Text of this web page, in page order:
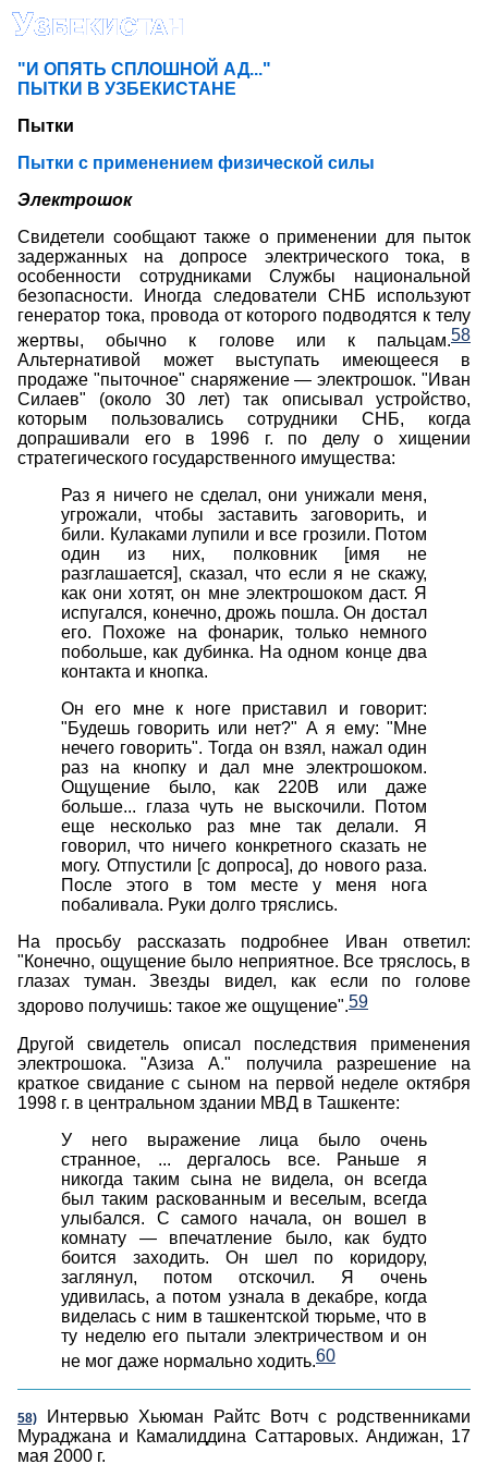
"И ОПЯТЬ СПЛОШНОЙ АД..."
ПЫТКИ В УЗБЕКИСТАНЕ
Пытки
Пытки с применением физической силы
Электрошок
Свидетели сообщают также о применении для пыток
задержанных на допросе электрического тока, в
особенности сотрудниками Службы национальной
безопасности.
Иногда следователи СНБ используют
генератор тока, провода от которого подводятся к телу
жертвы, обычно к голове или к пальцам.58
Альтернативой может выступать имеющееся в
продаже "пыточное" снаряжение — электрошок. "Иван
Силаев" (около 30 лет) так описывал устройство,
которым пользовались сотрудники СНБ, когда
допрашивали его в 1996 г. по делу о хищении
стратегического государственного имущества:
Раз я ничего не сделал, они унижали меня,
угрожали, чтобы заставить заговорить, и
били. Кулаками лупили и все грозили. Потом
один из них, полковник [имя не
разглашается], сказал, что если я не скажу,
как они хотят, он мне электрошоком даст. Я
испугался, конечно, дрожь пошла. Он достал
его. Похоже на фонарик, только немного
побольше, как дубинка. На одном конце два
контакта и кнопка.
Он его мне к ноге приставил и говорит:
"Будешь говорить или нет?" А я ему: "Мне
нечего говорить". Тогда он взял, нажал один
раз на кнопку и дал мне электрошоком.
Ощущение было, как 220В или даже
больше... глаза чуть не выскочили. Потом
еще несколько раз мне так делали. Я
говорил, что ничего конкретного сказать не
могу. Отпустили [с допроса], до нового раза.
После этого в том месте у меня нога
побаливала. Руки долго тряслись.
На просьбу рассказать подробнее Иван ответил:
"Конечно, ощущение было неприятное. Все тряслось, в
глазах туман.Звезды видел, как если по голове
здорово получишь: такое же ощущение".59
Другой свидетель описал последствия применения
электрошока. "Азиза А." получила разрешение на
краткое свидание с сыном на первой неделе октября
1998 г. в центральном здании МВД в Ташкенте:
У него выражение лица было очень
странное, ... дергалось все. Раньше я
никогда таким сына не видела, он всегда
был таким раскованным и веселым, всегда
улыбался. С самого начала, он вошел в
комнату — впечатление было, как будто
боится заходить. Он шел по коридору,
заглянул, потом отскочил. Я очень
удивилась, а потом узнала в декабре, когда
виделась с ним в ташкентской тюрьме, что в
ту неделю его пытали электричеством и он
не мог даже нормально ходить.60
58)
Интервью Хьюман Райтс Вотч с родственниками
Мураджана и Камалиддина Саттаровых. Андижан, 17
мая 2000 г.